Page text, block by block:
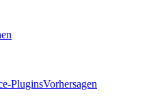
PluginsVorhersagen